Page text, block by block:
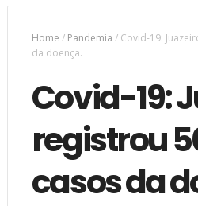
Home / Pandemia / Covid-19:
da doença.
Covid-19:
registrou
casos da